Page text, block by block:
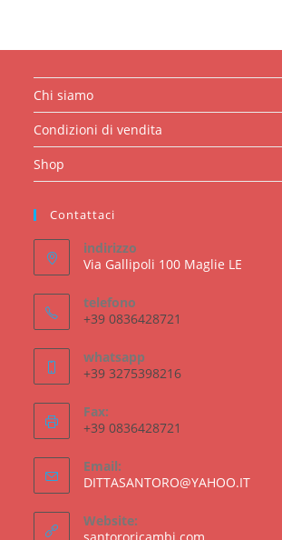
Chi siamo
Condizioni di vendita
Shop
Contattaci
indirizzo
Via Gallipoli 100 Maglie LE
telefono
+39 0836428721
whatsapp
+39 3275398216
Fax:
+39 0836428721
Email:
DITTASANTORO@YAHOO.ITOpens
Website: